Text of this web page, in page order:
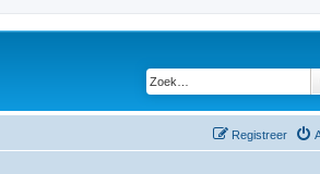
Registreer